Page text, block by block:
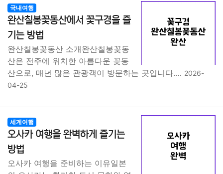
국내여행
완산칠봉꽃동산에서 꽃구경을 즐
기는 방법
완산칠봉꽃동산 소개완산칠봉꽃동
산은 전주에 위치한 아름다운 꽃동
산으로, 매년 많은 관광객이 방문하는 곳입니다.… 2026-
04-25
세계여행
오사카 여행을 완벽하게 즐기는
방법
오사카 여행을 준비하는 이유일본